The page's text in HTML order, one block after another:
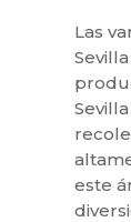
Las
este